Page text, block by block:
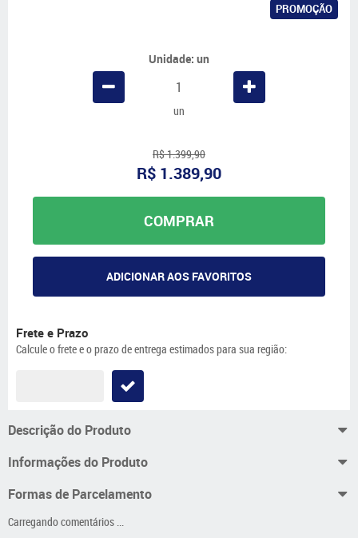
PROMOÇÃO
Unidade: un
un
R$ 1.399,90
R$ 1.389,90
COMPRAR
ADICIONAR AOS FAVORITOS
Frete e Prazo
Calcule o frete e o prazo de entrega estimados para sua região:
Descrição do Produto
Informações do Produto
Formas de Parcelamento
Carregando comentários ...